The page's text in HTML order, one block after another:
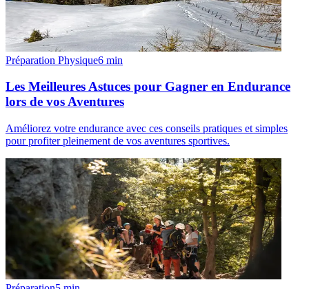
Préparation Physique6 min
Les Meilleures Astuces pour Gagner en Endurance
lors de vos Aventures
Améliorez votre endurance avec ces conseils pratiques et simples
pour profiter pleinement de vos aventures sportives.